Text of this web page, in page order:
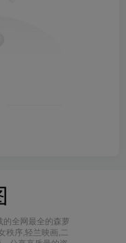
的全网最全的森萝
秩序,轻兰映画,二